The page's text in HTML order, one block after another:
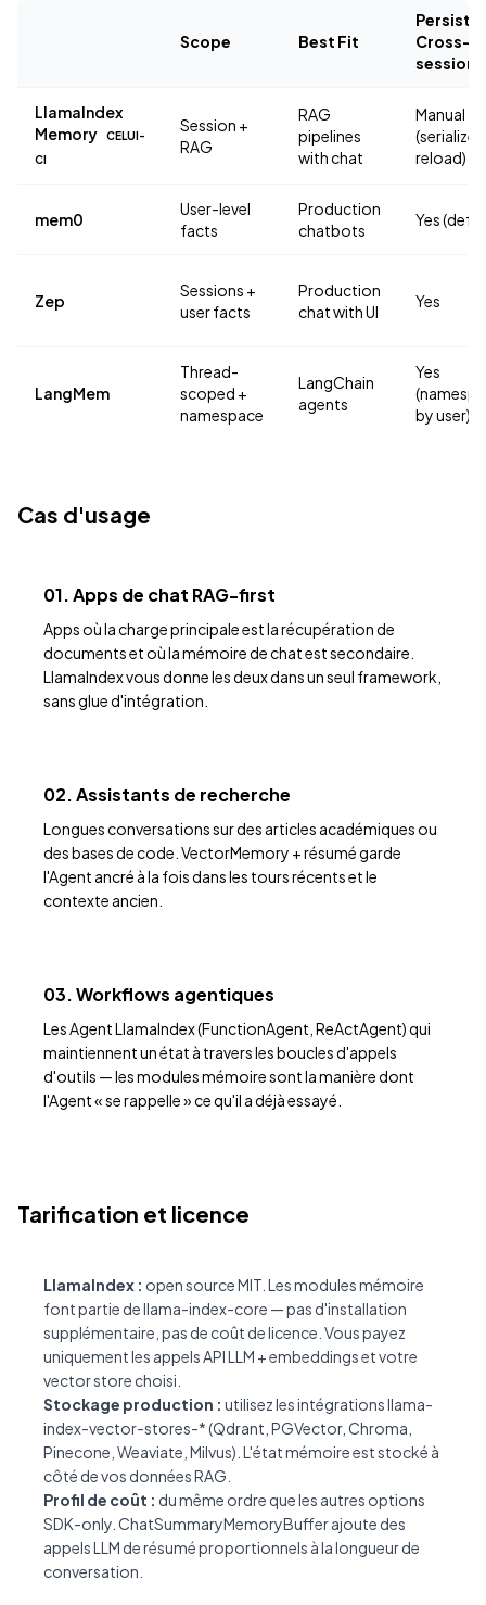
Scope Best Fit
Cross-
session
LlamaIndex
Memory
CELUI-
CI
Session +
RAG
RAG
pipelines
with chat
Manual
(serialize
reload)
mem0
User-level
facts
Production
chatbots
Yes
Zep
Sessions +
user facts
Production
chat with UI
Yes
LangMem
Thread-
scoped +
namespace
LangChain
agents
Yes
by user)
Cas d'usage
01. Apps de chat RAG-first
Apps où la charge principale est la récupération de
documents et où la mémoire de chat est secondaire.
LlamaIndex vous donne les deux dans un seul framework,
sans glue d'intégration.
02. Assistants de recherche
Longues conversations sur des articles académiques ou
des bases de code. VectorMemory + résumé garde
l'Agent ancré à la fois dans les tours récents et le
contexte ancien.
03. Workflows agentiques
Les Agent LlamaIndex (FunctionAgent, ReActAgent) qui
maintiennent un état à travers les boucles d'appels
d'outils — les modules mémoire sont la manière dont
l'Agent « se rappelle » ce qu'il a déjà essayé.
Tarification et licence
LlamaIndex : open source MIT. Les modules mémoire
font partie de llama-index-core — pas d'installation
supplémentaire, pas de coût de licence. Vous payez
uniquement les appels API LLM + embeddings et votre
vector store choisi.
Stockage production : utilisez les intégrations llama-
index-vector-stores-* (Qdrant, PGVector, Chroma,
Pinecone, Weaviate, Milvus). L'état mémoire est stocké à
côté de vos données RAG.
Profil de coût : du même ordre que les autres options
SDK-only. ChatSummaryMemoryBuffer ajoute des
appels LLM de résumé proportionnels à la longueur de
conversation.